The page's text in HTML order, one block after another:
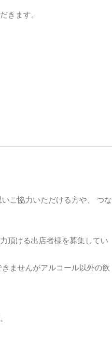
きます。
ご協力いただける方や、 つな
頂ける出店者様を募集してい
ませんがアルコール以外の飲